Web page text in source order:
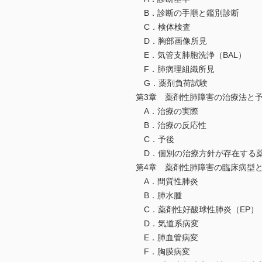
B．診断の手順と鑑別診断
C．検体検査
D．胸部画像所見
E．気管支肺胞洗浄（BAL）
F．肺病理組織所見
G．薬剤負荷試験
第3章 薬剤性肺障害の治療法と
A．治療の実際
B．治療の反応性
C．予後
D．個別の治療方針が存在する
第4章 薬剤性肺障害の臨床病型
A．間質性肺炎
B．肺水腫
C．薬剤性好酸球性肺炎（EP）
D．気道系病変
E．肺血管病変
F．胸膜病変